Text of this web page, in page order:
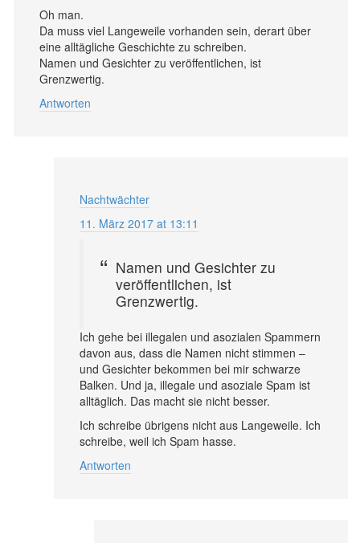
Oh man.
Da muss viel Langeweile vorhanden sein, derart über
eine alltägliche Geschichte zu schreiben.
Namen und Gesichter zu veröffentlichen, ist
Grenzwertig.
Antworten
Nachtwächter
11. März 2017 at 13:11
Namen und Gesichter zu
veröffentlichen, ist
Grenzwertig.
Ich gehe bei illegalen und asozialen Spammern
davon aus, dass die Namen nicht stimmen –
und Gesichter bekommen bei mir schwarze
Balken. Und ja, illegale und asoziale Spam ist
alltäglich. Das macht sie nicht besser.
Ich schreibe übrigens nicht aus Langeweile. Ich
schreibe, weil ich Spam hasse.
Antworten